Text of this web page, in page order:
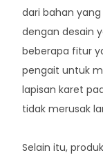
dari bahan
dengan desain
beberapa fitur
pengait untuk
lapisan karet
tidak merusak
Selain itu,